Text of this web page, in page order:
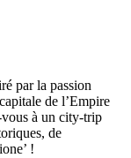
par la passion
de l’Empire
à un city-trip
de
!